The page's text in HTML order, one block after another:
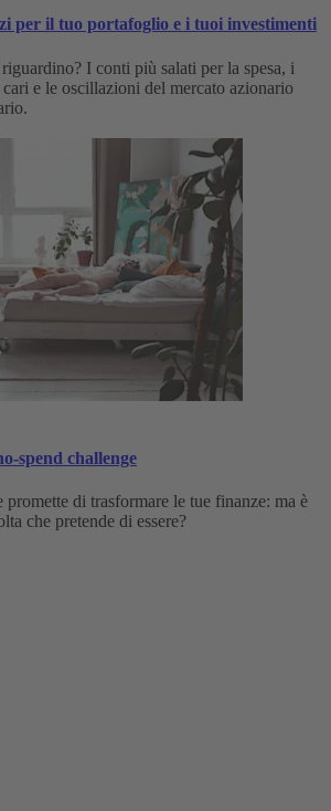
per il tuo portafoglio e i tuoi investimenti
I conti più salati per la spesa, i
e le oscillazioni del mercato azionario
spend challenge
promette di trasformare le tue finanze: ma è
che pretende di essere?